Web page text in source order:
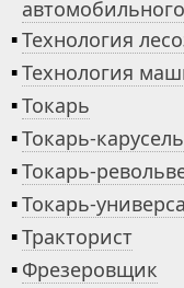
▪Технология
▪Технология
▪Токарь
▪Токарь-
▪Токарь-
▪Токарь-
▪Тракторист
▪ Фрезеровщик